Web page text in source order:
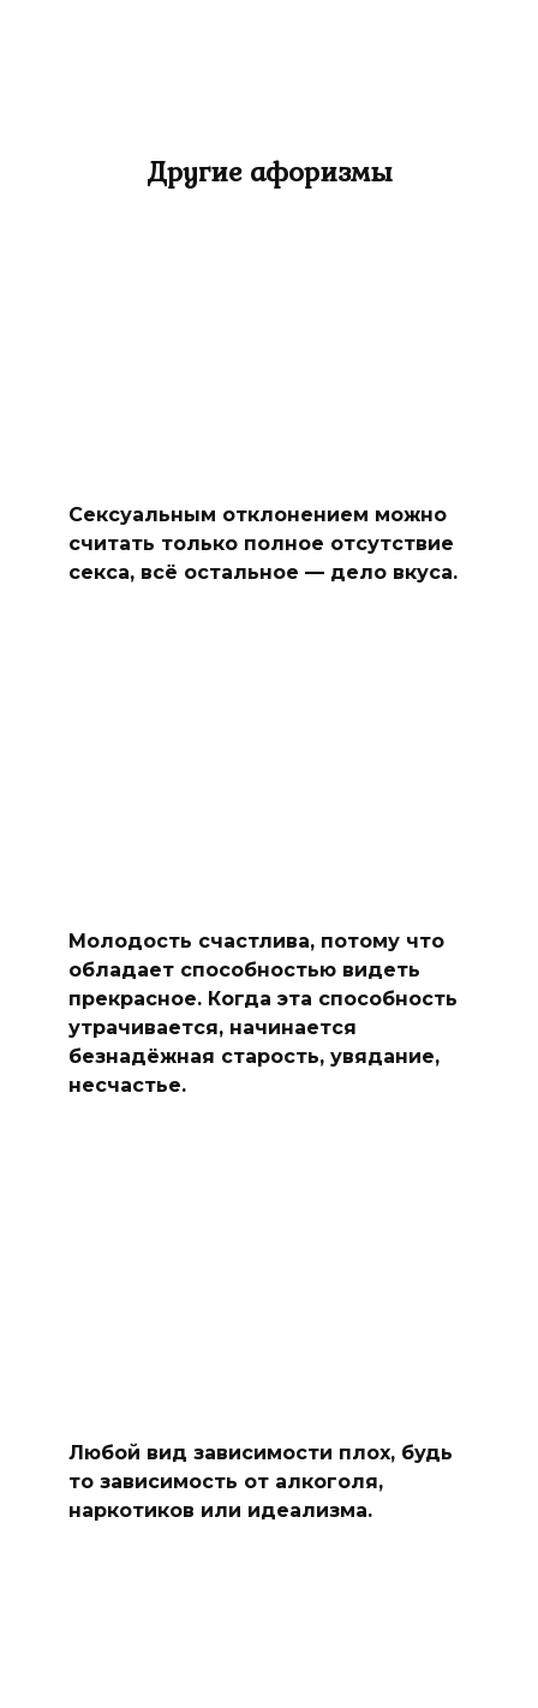
Другие афоризмы
Сексуальным отклонением можно
считать только полное отсутствие
секса, всё остальное — дело вкуса.
Молодость счастлива, потому что
обладает способностью видеть
прекрасное. Когда эта способность
утрачивается, начинается
безнадёжная старость, увядание,
несчастье.
Любой вид зависимости плох, будь
то зависимость от алкоголя,
наркотиков или идеализма.